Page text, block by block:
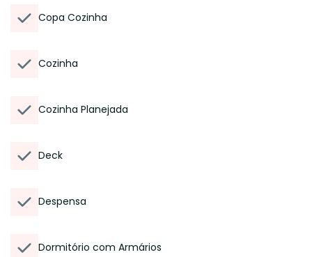
Copa Cozinha
Cozinha
Cozinha Planejada
Deck
Despensa
Dormitório com Armários